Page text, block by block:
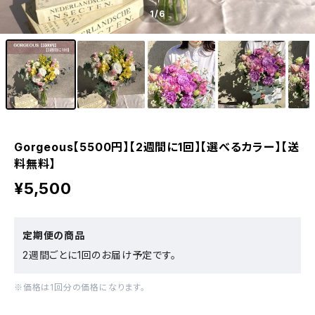
1/6
Gorgeous【5500円】【2週間に1回】【選べるカラー】【送
料無料】
¥5,500
定期便の商品
2週間ごとに1回のお届け予定です。
※価格は1回分の価格になります。